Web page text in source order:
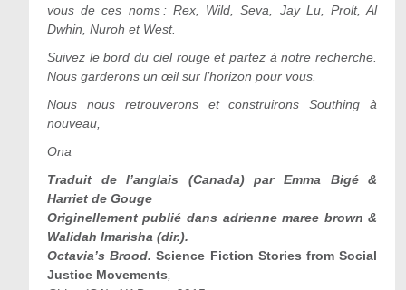
vous de ces noms : Rex, Wild, Seva, Jay Lu, Prolt, Al
Dwhin, Nuroh et West.
Suivez le bord du ciel rouge et partez à notre recherche.
Nous garderons un œil sur l’horizon pour vous.
Nous nous retrouverons et construirons Southing à
nouveau,
Ona
Traduit de l’anglais (Canada) par Emma Bigé &
Harriet de Gouge
Originellement publié dans adrienne maree brown &
Walidah Imarisha (dir.).
Octavia’s Brood. Science Fiction Stories from Social
Justice Movements,